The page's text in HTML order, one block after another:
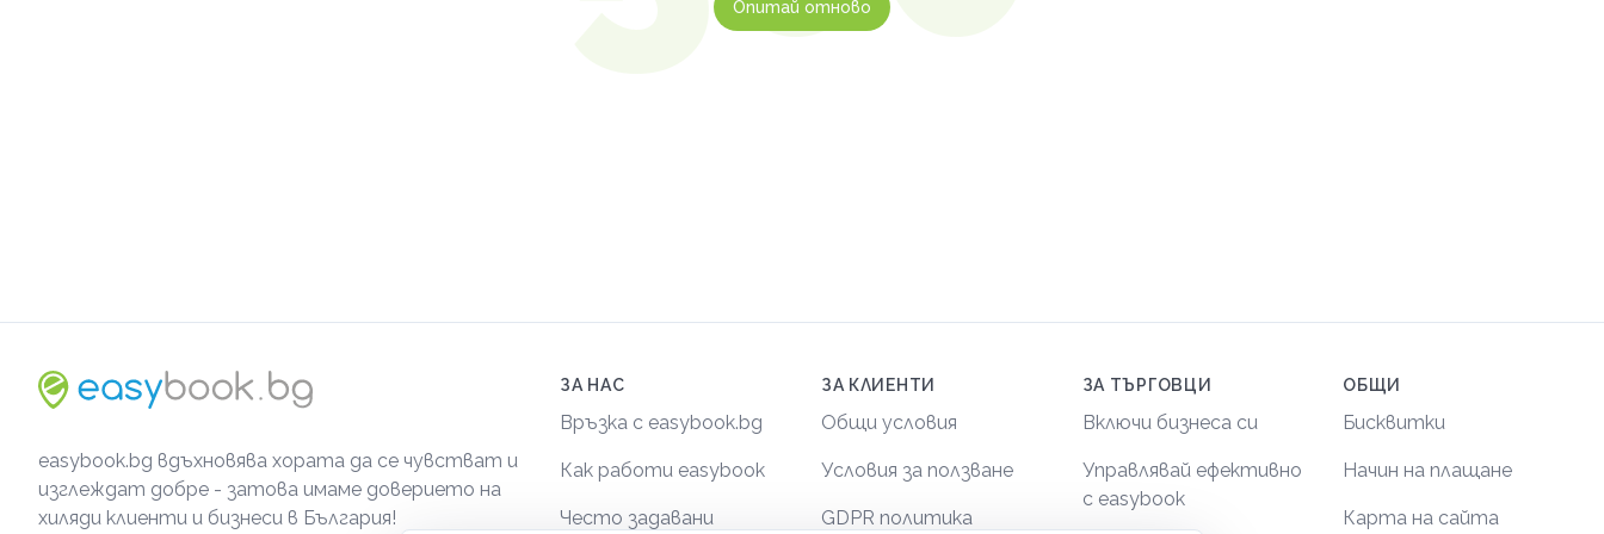
Опитай отново
easybook.bg вдъхновява хората да се чувстват и
изглеждат добре - затова имаме доверието на
хиляди клиенти и бизнеси в България!
ЗА НАС
Връзка с easybook.bg
Как работи easybook
Често задавани
ЗА КЛИЕНТИ
Общи условия
Условия за ползване
GDPR политика
ЗА ТЪРГОВЦИ
Включи бизнеса си
Управлявай ефективно
с easybook
ОБЩИ
Бисквитки
Начин на плащане
Карта на сайта